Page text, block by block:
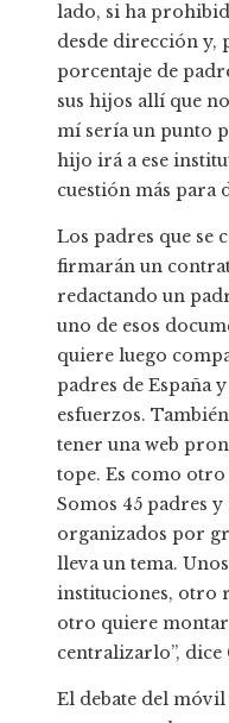
lado, si ha
desde dirección y,
porcentaje de
sus hijos allí que
mí sería un punto
hijo irá a ese
cuestión más para
Los padres que se
firmarán un
redactando un
uno de esos
quiere luego
padres de España
esfuerzos.
tener una web
tope. Es como
Somos 45 padres y
organizados por
lleva un tema.
instituciones, otro
otro quiere montar
centralizarlo”, dice
El debate del